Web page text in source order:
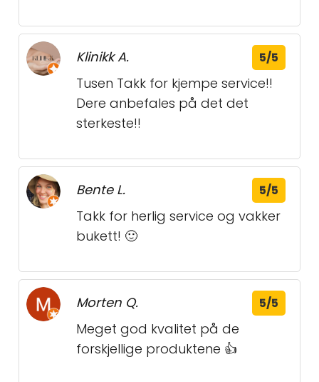
Klinikk A. 5/5
Tusen Takk for kjempe service!!
Dere anbefales på det det
sterkeste!!
Bente L. 5/5
Takk for herlig service og vakker
bukett! 🙂
Morten Q. 5/5
Meget god kvalitet på de
forskjellige produktene 👍